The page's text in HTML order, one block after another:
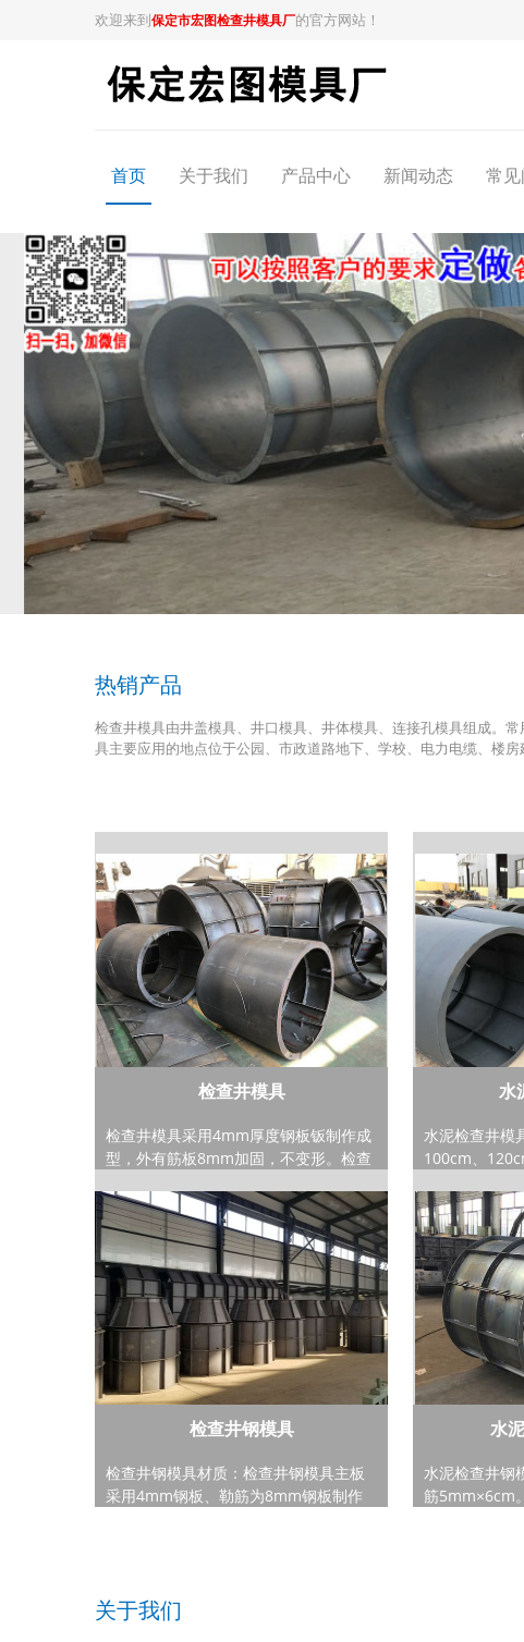
欢迎来到保定市宏图检查井模具厂的官方网站！
首页 关于我们 产品中心 新闻动态 常
热销产品
检查井模具由井盖模具、井口模具、井体模具、连接孔模具组成。
具主要应用的地点位于公园、市政道路地下、学校、电力电缆、楼
检查井模具
检查井模具采用4mm厚度钢板钣制作成
型，外有筋板8mm加固，不变形。检查
上盖模具、底座模具，更多规格尺寸，
详细规格跟具图纸设计来生产。检查井
模具常用规格尺寸有六种，分别是：内
径70cm、外径90cm内径100cm、外径
120cm内径100cm、外径140cm内径
120cm、外径140cm内径125cm、外径
165cm内径150cm、外径190cm检查井
模具已经成为现实生活中不可或缺的一
部分，它的主要作用是：排污、排水、
给水、电力电缆、消防等�
水
水泥检查井模
100cm、
井模具用途：
于市政、建筑
筑污水管道工
来预制钢筋水
展，预制型水
泥检查井，水
装、防腐蚀、
施工工程中在
上该如何计算
检查井钢模具
检查井钢模具材质：检查井钢模具主板
采用4mm钢板、勒筋为8mm钢板制作
层机油，为了脱模方便，然后将搅拌好
水
水泥检查井钢
筋5mm×6cm
关于我们